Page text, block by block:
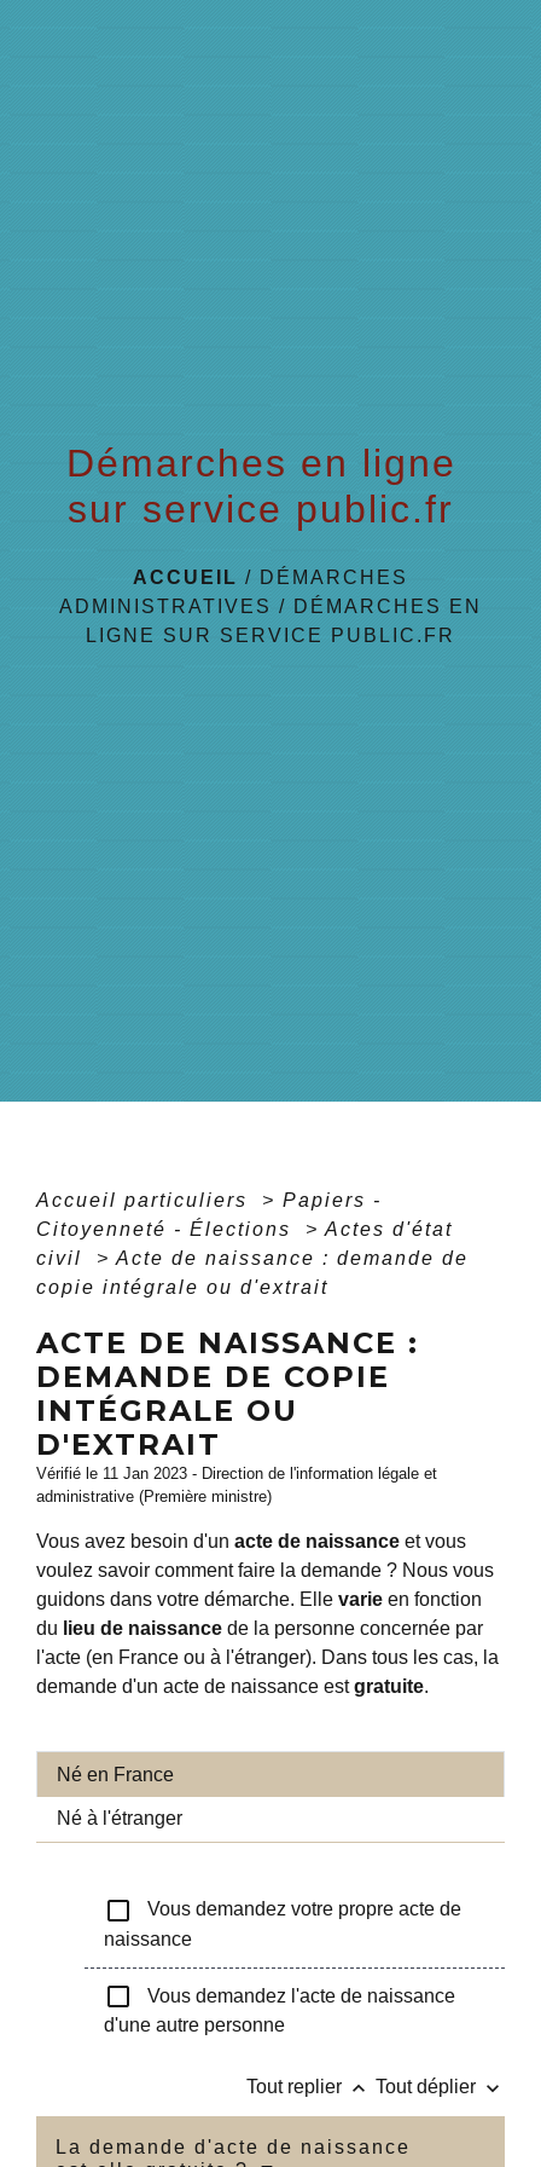
Démarches en ligne
sur service public.fr
ACCUEIL / DÉMARCHES
ADMINISTRATIVES / DÉMARCHES EN
LIGNE SUR SERVICE PUBLIC.FR
Accueil particuliers > Papiers -
Citoyenneté - Élections
> Actes d'état
civil
> Acte de naissance : demande de
copie intégrale ou d'extrait
ACTE DE NAISSANCE :
DEMANDE DE COPIE
INTÉGRALE OU
D'EXTRAIT
Vérifié le 11 Jan 2023 - Direction de l'information légale et
administrative (Première ministre)
Vous avez besoin d'un acte de naissance et vous
voulez savoir comment faire la demande ? Nous vous
guidons dans votre démarche. Elle varie en fonction
du lieu de naissance de la personne concernée par
l'acte (en France ou à l'étranger). Dans tous les cas, la
demande d'un acte de naissance estgratuite.
Né en France
Né à l'étranger
check_box_outline_blank
Vous demandez votre propre acte de
naissance
check_box_outline_blank
Vous demandez l'acte de naissance
d'une autre personne
Tout replier keyboard_arrow_up Tout déplier keyboard_arrow_down
La demande d'acte de naissance